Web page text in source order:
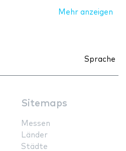
Mehr anzeigen
Sprache
Sitemaps
Messen
Länder
Städte